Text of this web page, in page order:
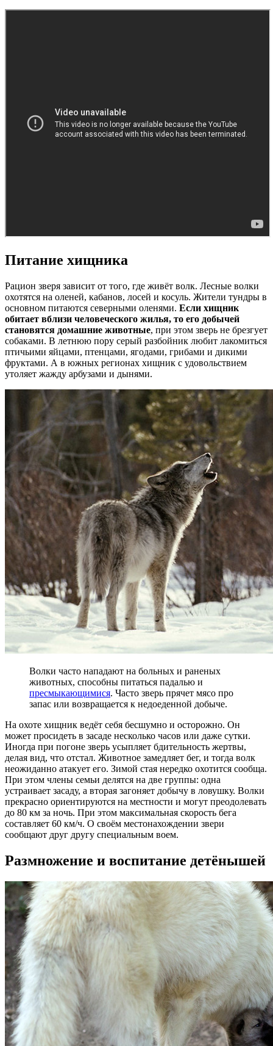
Питание хищника
Рацион зверя зависит от того, где живёт волк. Лесные волки
охотятся на оленей, кабанов, лосей и косуль. Жители тундры в
основном питаются северными оленями. Если хищник
обитает вблизи человеческого жилья, то его добычей
становятся домашние животные, при этом зверь не брезгует
собаками. В летнюю пору серый разбойник любит лакомиться
птичьими яйцами, птенцами, ягодами, грибами и дикими
фруктами. А в южных регионах хищник с удовольствием
утоляет жажду арбузами и дынями.
Волки часто нападают на больных и раненых
животных, способны питаться падалью и
пресмыкающимися. Часто зверь прячет мясо про
запас или возвращается к недоеденной добыче.
На охоте хищник ведёт себя бесшумно и осторожно. Он
может просидеть в засаде несколько часов или даже сутки.
Иногда при погоне зверь усыпляет бдительность жертвы,
делая вид, что отстал. Животное замедляет бег, и тогда волк
неожиданно атакует его. Зимой стая нередко охотится сообща.
При этом члены семьи делятся на две группы: одна
устраивает засаду, а вторая загоняет добычу в ловушку. Волки
прекрасно ориентируются на местности и могут преодолевать
до 80 км за ночь. При этом максимальная скорость бега
составляет 60 км/ч. О своём местонахождении звери
сообщают друг другу специальным воем.
Размножение и воспитание детёнышей